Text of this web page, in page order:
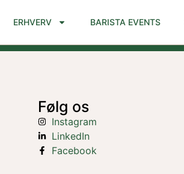
ERHVERV BARISTA EVENTS
Følg os
Instagram
LinkedIn
Facebook